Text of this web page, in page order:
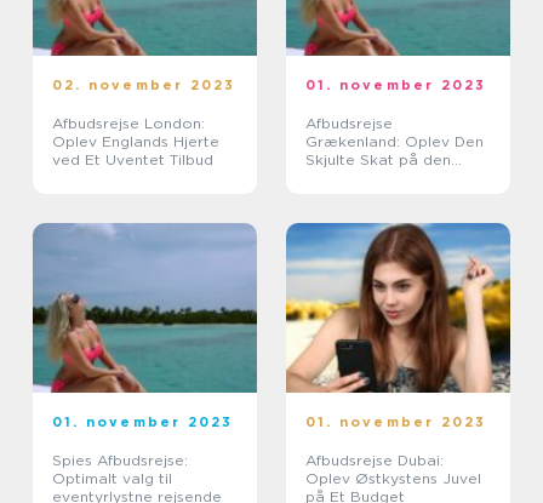
02. november 2023
Afbudsrejse London:
Oplev Englands Hjerte
ved Et Uventet Tilbud
01. november 2023
Afbudsrejse
Grækenland: Oplev Den
Skjulte Skat på den
01. november 2023
Spies Afbudsrejse:
Optimalt valg til
eventyrlystne rejsende
01. november 2023
Afbudsrejse Dubai:
Oplev Østkystens Juvel
på Et Budget